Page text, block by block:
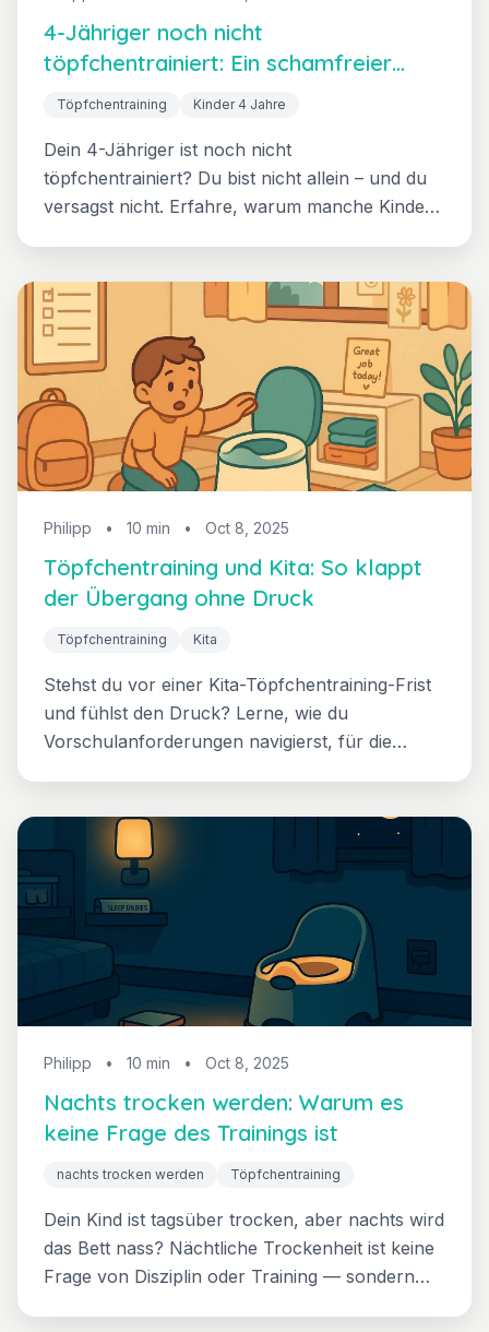
4-Jähriger noch nicht
töpfchentrainiert: Ein schamfreier
Leitfaden für Spätstarter
Töpfchentraining Kinder 4 Jahre
Dein 4-Jähriger ist noch nicht
töpfchentrainiert? Du bist nicht allein – und du
versagst nicht. Erfahre, warum manche Kinder
und den Neustart-Ansatz, der für Spätzünder
funktioniert.
Philipp • 10 min • Oct 8, 2025
Töpfchentraining und Kita: So klappt
der Übergang ohne Druck
Töpfchentraining Kita
Stehst du vor einer Kita-Töpfchentraining-Frist
und fühlst den Druck? Lerne, wie du
Vorschulanforderungen navigierst, für die
ohne das Selbstvertrauen deines Kindes zu
opfern.
Philipp • 10 min • Oct 8, 2025
Nachts trocken werden: Warum es
keine Frage des Trainings ist
nachts trocken werden Töpfchentraining
Dein Kind ist tagsüber trocken, aber nachts wird
das Bett nass? Nächtliche Trockenheit ist keine
Frage von Disziplin oder Training — sondern